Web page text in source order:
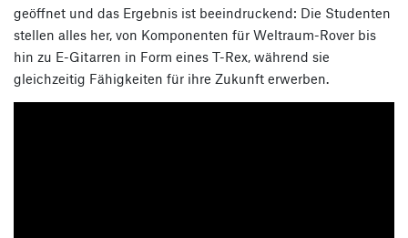
geöffnet und das Ergebnis ist beeindruckend: Die Studenten
stellen alles her, von Komponenten für Weltraum-Rover bis
hin zu E-Gitarren in Form eines T-Rex, während sie
gleichzeitig Fähigkeiten für ihre Zukunft erwerben.